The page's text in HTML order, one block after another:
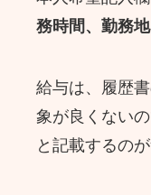
務時間、勤務
給与は、履歴
象が良くない
と記載するのが